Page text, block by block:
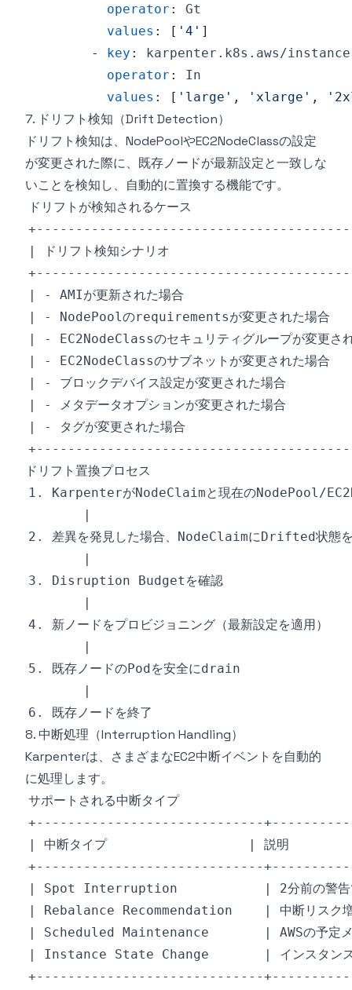
operator :
values : [ '4' ]
-
key : karpenter.k8s.aws/instance
operator :
values : [ 'large' , 'xlarge' ,
7. ドリフト検知（Drift Detection）
ドリフト検知は、NodePoolやEC2NodeClassの設定
が変更された際に、既存ノードが最新設定と一致しな
いことを検知し、自動的に置換する機能です。
ドリフトが検知されるケース
ドリフト置換プロセス
8. 中断処理（Interruption Handling）
Karpenterは、さまざまなEC2中断イベントを自動的
に処理します。
サポートされる中断タイプ